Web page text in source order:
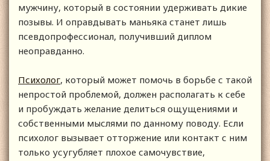
мужчину, который в состоянии удерживать дикие
позывы. И оправдывать маньяка станет лишь
псевдопрофессионал, получивший диплом
неоправданно.
Психолог, который может помочь в борьбе с такой
непростой проблемой, должен располагать к себе
и пробуждать желание делиться ощущениями и
собственными мыслями по данному поводу. Если
психолог вызывает отторжение или контакт с ним
только усугубляет плохое самочувствие,